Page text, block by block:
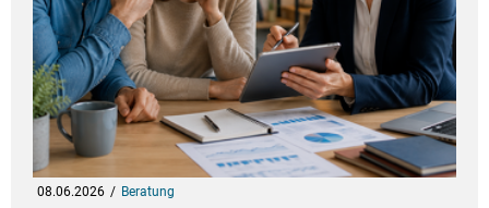
08.06.2026 Beratung